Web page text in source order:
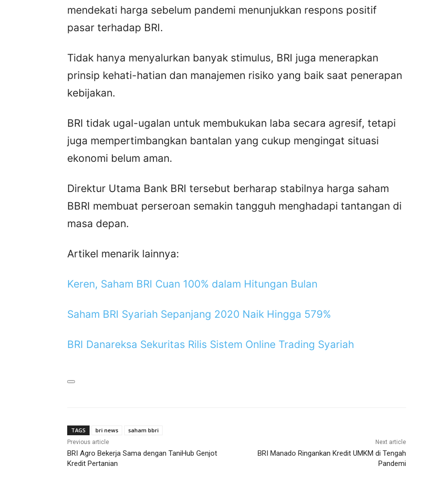
mendekati harga sebelum pandemi menunjukkan respons positif
pasar terhadap BRI.
Tidak hanya menyalurkan banyak stimulus, BRI juga menerapkan
prinsip kehati-hatian dan manajemen risiko yang baik saat penerapan
kebijakan.
BRI tidak ugal-ugalan untuk membukukan laba secara agresif, tetapi
juga mempertimbangkan bantalan yang cukup mengingat situasi
ekonomi belum aman.
Direktur Utama Bank BRI tersebut berharap stabilnya harga saham
BBRI membuat perseroan semakin tangguh menghadapi tantangan di
masa depan.
Artikel menarik lainnya:
Keren, Saham BRI Cuan 100% dalam Hitungan Bulan
Saham BRI Syariah Sepanjang 2020 Naik Hingga 579%
BRI Danareksa Sekuritas Rilis Sistem Online Trading Syariah
TAGS bri news saham bbri
Previous article
BRI Agro Bekerja Sama dengan TaniHub Genjot
Kredit Pertanian
Next article
BRI Manado Ringankan Kredit UMKM di Tengah
Pandemi